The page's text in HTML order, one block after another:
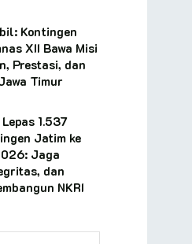
Kontingen
XII Bawa Misi
Prestasi, dan
Timur
1.537
Jatim ke
Jaga
dan
NKRI